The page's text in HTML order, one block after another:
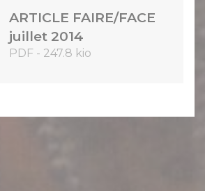
ARTICLE FAIRE/FACE
juillet 2014
PDF - 247.8 kio